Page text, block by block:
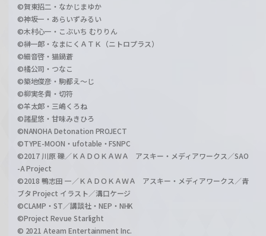
©賀東招二・なかじまゆか
©神坂一・あらいずみるい
©木村心一・こぶいち むりりん
©榊一郎・なまにくＡＴＫ（ニトロプラス）
©細音啓・猫鍋蒼
©橘公司・つなこ
©築地俊彦・駒都え～じ
©柳実冬貴・切符
©羊太郎・三嶋くろね
©諸星悠・甘味みきひろ
©NANOHA Detonation PROJECT
©TYPE-MOON・ufotable・FSNPC
©2017 川原 礫／ＫＡＤＯＫＡＷＡ アスキー・メディアワークス／SAO
-A Project
©2018 鴨志田 一／ＫＡＤＯＫＡＷＡ アスキー・メディアワークス／青
ブタ Project イラスト／溝口ケージ
©CLAMP・ST／講談社・NEP・NHK
©Project Revue Starlight
© 2021 Ateam Entertainment Inc.